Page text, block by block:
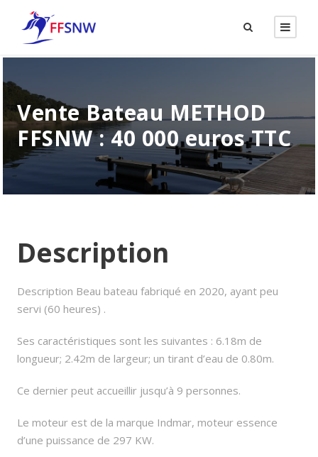
Vente Bateau METHOD
FFSNW : 40 000 euros TTC
Description
Description Beau bateau fabriqué en 2020, ayant peu
servi (60 heures) .
Ses caractéristiques sont les suivantes : 6.18m de
longueur; 2.42m de largeur; un tirant d’eau de 0.80m.
Ce dernier peut accueillir jusqu’à 9 personnes.
Le moteur est de la marque Indmar, moteur essence
d’une puissance de 297 KW.